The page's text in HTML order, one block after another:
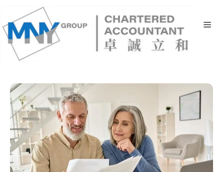
至
主
稅務新聞